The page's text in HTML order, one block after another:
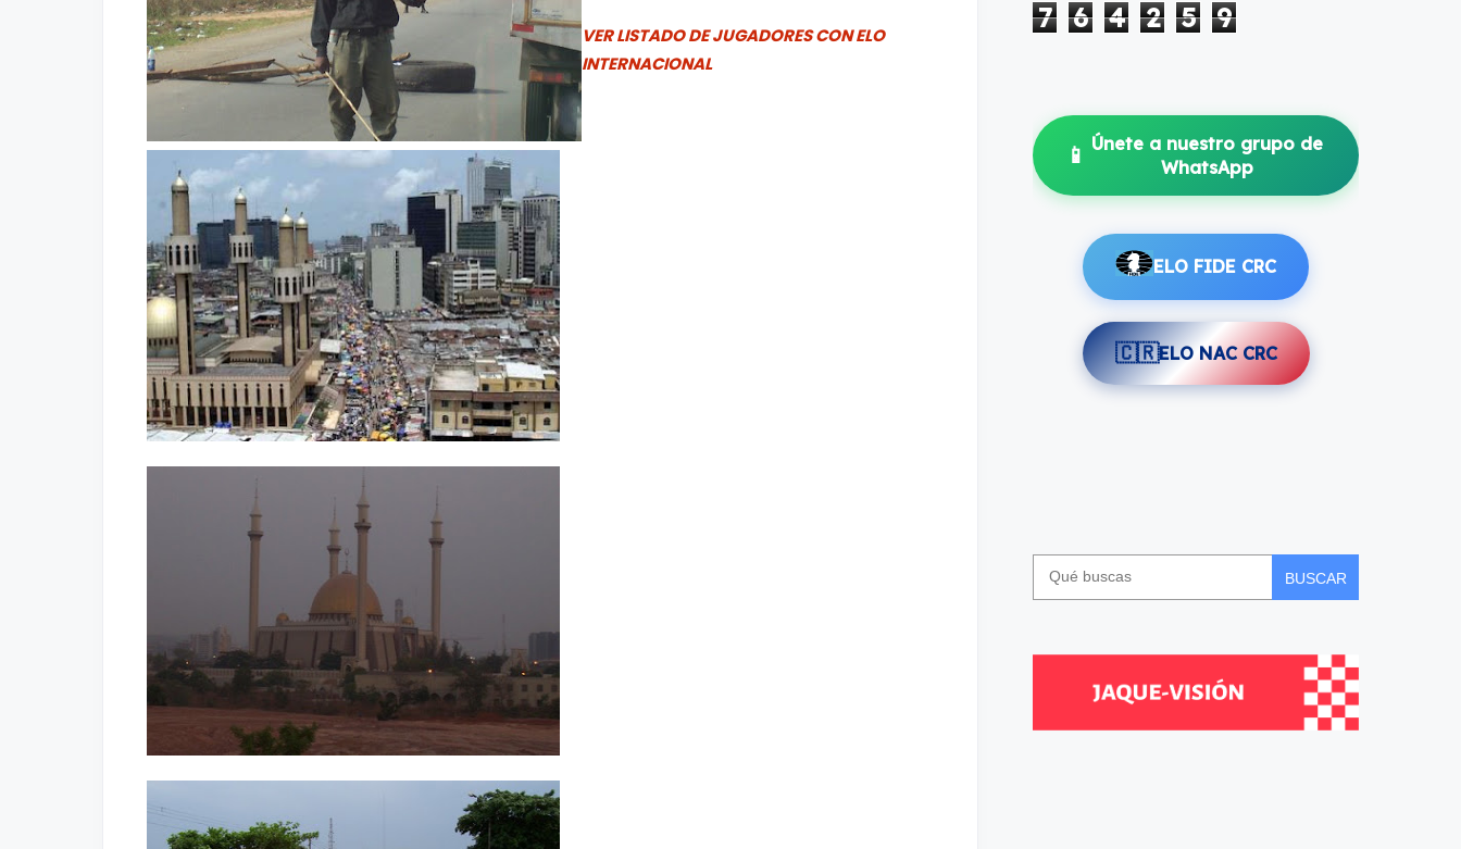
VER LISTADO DE JUGADORES CON ELO
INTERNACIONAL
7 6 4 2 5 9
📱 Únete a nuestro grupo de
WhatsApp
ELO FIDE CRC
🇨🇷ELO NAC CRC
BUSCAR